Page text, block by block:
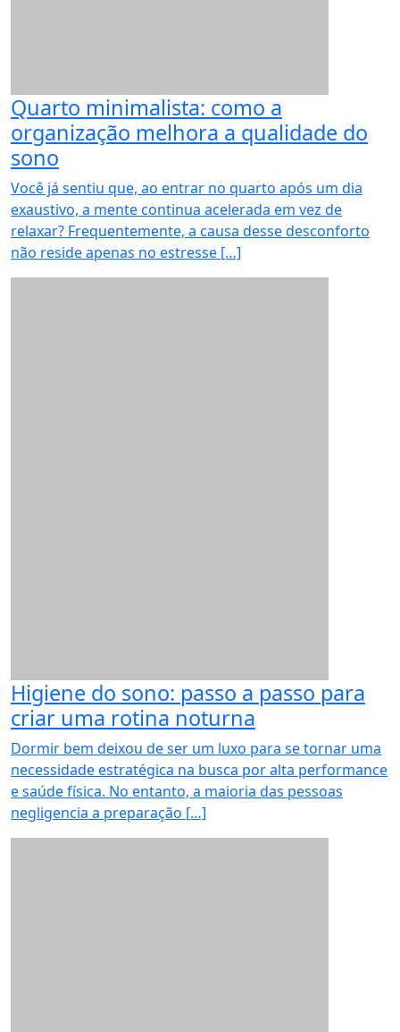
Quarto minimalista: como a
organização melhora a qualidade do
sono
Você já sentiu que, ao entrar no quarto após um dia
exaustivo, a mente continua acelerada em vez de
relaxar? Frequentemente, a causa desse desconforto
não reside apenas no estresse […]
Higiene do sono: passo a passo para
criar uma rotina noturna
Dormir bem deixou de ser um luxo para se tornar uma
necessidade estratégica na busca por alta performance
e saúde física. No entanto, a maioria das pessoas
negligencia a preparação […]